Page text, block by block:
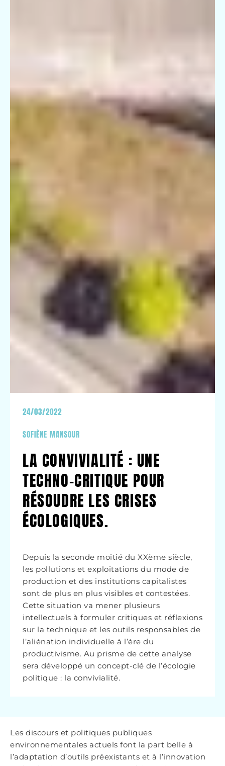
24/03/2022
SOFIÈNE MANSOUR
LA CONVIVIALITÉ : UNE
TECHNO-CRITIQUE POUR
RÉSOUDRE LES CRISES
ÉCOLOGIQUES.
Depuis la seconde moitié du XXème siècle,
les pollutions et exploitations du mode de
production et des institutions capitalistes
sont de plus en plus visibles et contestées.
Cette situation va mener plusieurs
intellectuels à formuler critiques et réflexions
sur la technique et les outils responsables de
l’aliénation individuelle à l’ère du
productivisme. Au prisme de cette analyse
sera développé un concept-clé de l’écologie
politique : la convivialité.
Les discours et politiques publiques
environnementales actuels font la part belle à
l’adaptation d’outils préexistants et à l’innovation